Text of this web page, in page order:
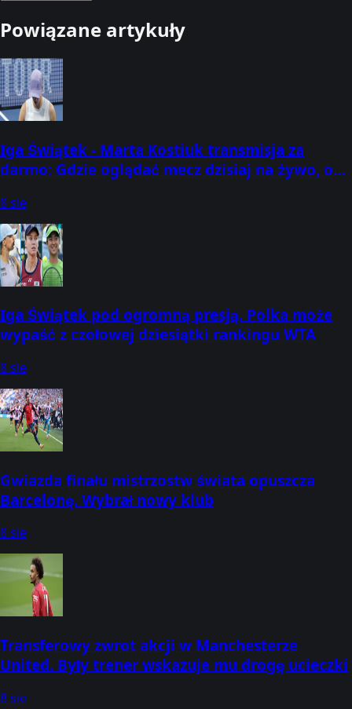
Powiązane artykuły
Iga Świątek - Marta Kostiuk transmisja za
darmo: Gdzie oglądać mecz dzisiaj na żywo, o
8 sie
Iga Świątek pod ogromną presją. Polka może
wypaść z czołowej dziesiątki rankingu WTA
8 sie
Gwiazda finału mistrzostw świata opuszcza
Barcelonę. Wybrał nowy klub
8 sie
Transferowy zwrot akcji w Manchesterze
United. Były trener wskazuje mu drogę ucieczki
8 sie